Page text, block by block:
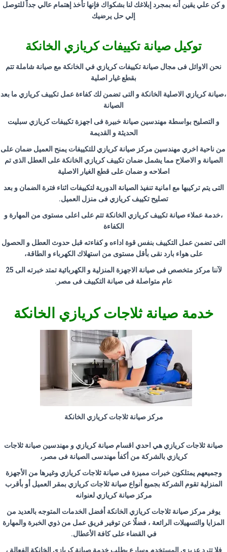
و كن علي يقين أنه بمجرد إبلاغك لنا بشكواك فإنها تأخذ إهتمام عالي جداً للتوصل
إلي حل يرضيك
توكيل صيانة تكييفات كريازي الخانكة
نحن الاوائل فى مجال صيانة تكييفات كريازي في الخانكة مع صيانة شاملة تتم
بقطع غيار اصلية
،صيانة كريازي الاصلية الخانكة و التى تضمن لك كفاءة عمل تكييف كريازي ما بعد
الصيانة
و التصليح بواسطة مهندسين صيانة خبيرة فى اجهزة تكييفات كريازي سبليت
الحديثة و القديمة
من ناحية اخري مهندسين مركز صيانة كريازي للتكييفات يمنح العميل ضمان على
الصيانة و الاصلاح مما يشمل ضمان تكييف كريازي الخانكة على العطل الذى تم
اصلاحه و ضمان على قطع الغيار الاصلية
التى يتم تركيبها مع امانية تنفيذ الصيانة الدورية لتكييفات اثناء فترة الضمان و بعد
تصليح تكييف كريازي فى منزل العميل.
،خدمة عملاء صيانة تكييف كريازي الخانكة تتم على اعلى مستوى من المهارة و
الكفاءة
التى تضمن عمل التكييف بنفس قوة اداءه و كفاءته قبل حدوث العطل و الحصول
على هواء بارد نقى بأقل مستوى من استهلاك الكهرباء و الطاقة،
لآننا مركز متخصص فى صيانة الاجهزة المنزلية و الكهربائية تمتد خبرته الى 25
عام متواصلة فى صيانة التكييف فى مصر .
خدمة صيانة ثلاجات كريازي الخانكة
مركز صيانة ثلاجات كريازي الخانكة
صيانة ثلاجات كريازي هي احدي اقسام صيانة كريازي و مهندسين صيانة ثلاجات
كريازي بالشركة من أكفأ مهندسى الصيانة فى مصر،
وجميعهم يمتلكون خبرات مميزة فى صيانة ثلاجات كريازي وغيرها من الأجهزة
المنزلية تقوم الشركة بجميع أنواع صيانة ثلاجات كريازي بمقر العميل أو بأقرب
مركز صيانة كريازي لعنوانه
يوفر مركز صيانة ثلاجات كريازي الخانكة أفضل الخدمات المتوجه بالعديد من
المزايا والتسهيلات الرائعة ، فضلًا عن توفير فريق عمل من ذوي الخبرة والمهارة
في القضاء على كافة الأعطال.
فلا تترد عزيزي المستخدم وسارع بطلب خدمة صيانة كريازي الخانكة الفعالة ،